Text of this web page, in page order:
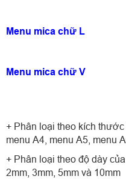
Menu mica chữ L
Menu mica chữ V
+ Phân loại theo kích thước
menu A4, menu A5, menu
+ Phân loại theo độ dày
2mm, 3mm, 5mm và 10mm